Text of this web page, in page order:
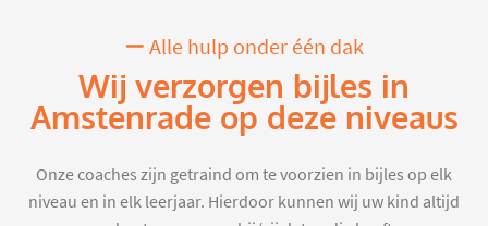
Alle hulp onder één dak
Wij verzorgen bijles in
Amstenrade op deze niveaus
Onze coaches zijn getraind om te voorzien in bijles op elk
niveau en in elk leerjaar. Hierdoor kunnen wij uw kind altijd